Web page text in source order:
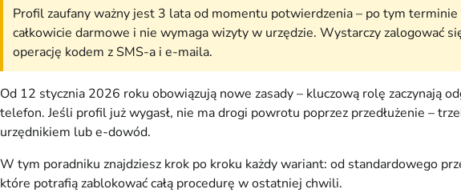
Profil zaufany ważny jest 3 lata od momentu potwierdzenia – po tym
całkowicie darmowe i nie wymaga wizyty w urzędzie. Wystarczy zalogować
operację kodem z SMS-a i e-maila.
Od 12 stycznia 2026 roku obowiązują nowe zasady – kluczową rolę zaczynają
telefon. Jeśli profil już wygasł, nie ma drogi powrotu poprzez przedłużenie –
urzędnikiem lub e-dowód.
W tym poradniku znajdziesz krok po kroku każdy wariant: od standardowego
które potrafią zablokować całą procedurę w ostatniej chwili.